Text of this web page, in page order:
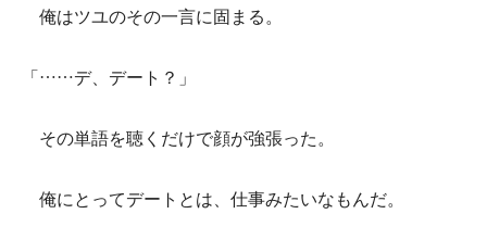
俺はツユのその一言に固まる。
「……デ、デート？」
その単語を聴くだけで顔が強張った。
俺にとってデートとは、仕事みたいなもんだ。